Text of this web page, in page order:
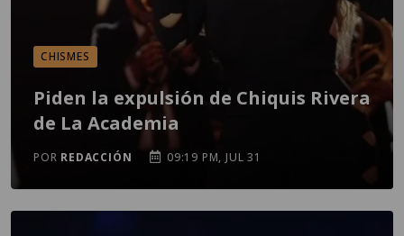
CHISMES
Piden la expulsión de Chiquis Rivera
de La Academia
POR REDACCIÓN 09:19 PM, JUL 31